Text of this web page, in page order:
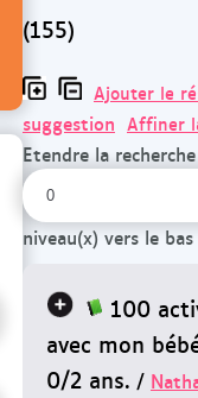
(155)
Ajouter le
suggestion Affiner
Etendre la
niveau(x) vers le bas
100
avec mon
0/2 ans. /